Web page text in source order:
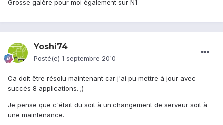
Grosse galère pour moi également sur N1
Yoshi74
Posté(e) 1 septembre 2010
Ca doit être résolu maintenant car j'ai pu mettre à jour avec
succès 8 applications. ;)
Je pense que c'était du soit à un changement de serveur soit à
une maintenance.